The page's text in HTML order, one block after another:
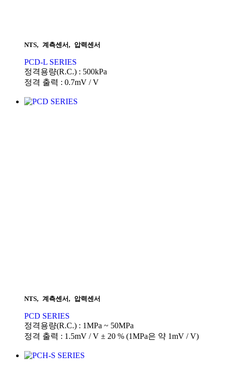
NTS, 계측센서, 압력센서
PCD-L SERIES
정격용량(R.C.) : 500kPa
정격 출력 : 0.7mV / V
NTS, 계측센서, 압력센서
PCD SERIES
정격용량(R.C.) : 1MPa ~ 50MPa
정격 출력 : 1.5mV / V ± 20 % (1MPa은 약 1mV / V)